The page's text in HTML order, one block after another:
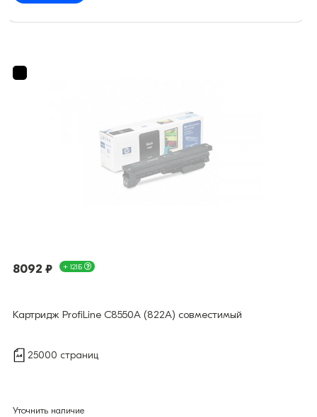
8092 ₽ + 121Б
Картридж ProfiLine C8550A (822A) совместимый
25000 страниц
Уточнить наличие